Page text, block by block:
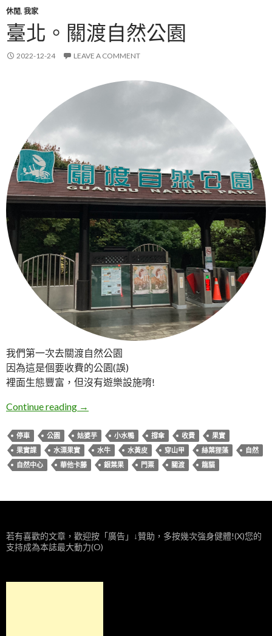
休閒, 我家
臺北。關渡自然公園
2022-12-24 LEAVE A COMMENT
我們第一次去關渡自然公園
因為這是個要收費的公園(誤)
裡面生態豐富，但沒有遊樂設施唷!
Continue reading 臺北。關渡自然公園
→
停車 公園 姑婆芋 小水鴨 撐傘 收費
果實
果實課
水漂果實 水牛 水黃皮 穿山甲 絲葉狸藻
自然
自然中心
華他卡藤 銀葉果 門票 關渡 龍貓
若有喜歡的文章，歡迎按「廣告」↓贊助，多按幾次強身健體!(X)您的
支持成為本誌最大動力(O)